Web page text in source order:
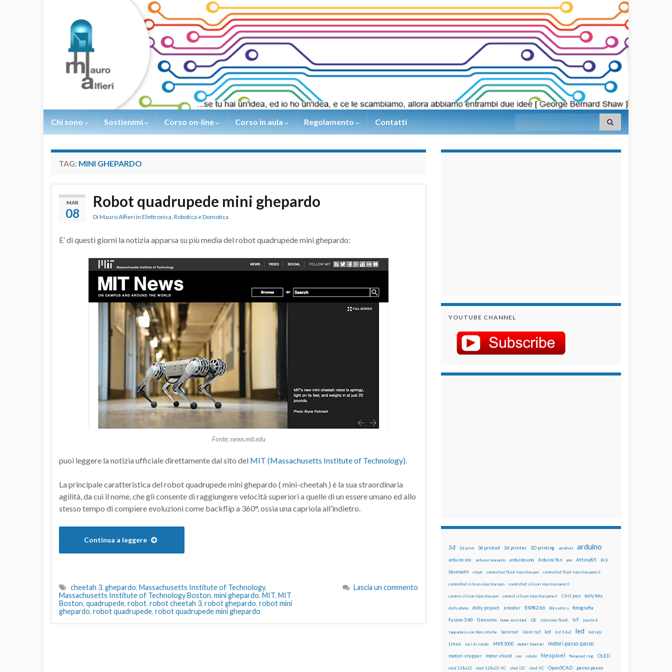
Chi sono Sostienimi Corso on-line Corso in aula Regolamento Contatti Search for:
TAG: MINI GHEPARDO
MAR
08
Robot quadrupede mini ghepardo
DiMauro Alfieri in Elettronica, Robotica e Domotica
E’ di questi giorni la notizia apparsa su più media del robot quadrupede mini ghepardo:
Fonte: news.mit.edu
puoi leggere la notizia ufficiale direttamente dal sito del MIT (Massachusetts Institute of Technology).
La principale caratteristica del robot quadrupede mini ghepardo ( mini-cheetah ) è la sua straordinaria
agilità, da cui il nome, che gli consente di raggiungere velocità superiori a quelle di un essere umano ed allo
stesso tempo di compiere evoluzioni come backflip a 360°, ossia una capriola all’indietro.
Continua a leggere
cheetah 3, ghepardo, Massachusetts Institute of Technology,
Massachusetts Institute of Technology Boston, mini ghepardo, MIT, MIT
Boston, quadrupede, robot, robot cheetah 3, robot ghepardo, robot mini
ghepardo, robot quadrupede, robot quadrupede mini ghepardo
Lascia un commento
YOUTUBE CHANNEL
3d 3d print 3d printed 3d printer 3D printing adafruit arduino
arduino ide arduino leonardo arduino uno Arduino Yún arm Attiny85 BLE
bluetooth cloud controlled fluid injection pen controlled fluid injection pencil
controlled silicon injection pen controlled silicon injection pencil
control silicon injection pen control silicon injection pencil CtrlJ pen dolly foto
dolly photo dolly project encoder ESP8266 fibra ottica fotografia
fusion 360 Genuino home assistant i2c iniezione fluidi IoT joystick
lampadario con fibre ottiche lasercut laser cut lcd lcd 16x2 led led rgb
Linux luci di natale MKR1000 motori bipolari motori passo-passo
motori stepper motor shield nas natale Neopixel Neopixel ring OLED
oled 128x32 oled 128x32 IIC oled i2C oled IIC OpenSCAD passo-passo